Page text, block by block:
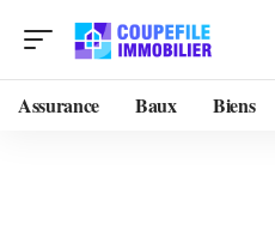
Assurance Baux Biens